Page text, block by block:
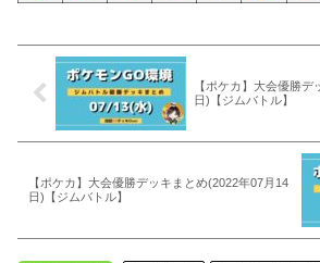
【ポケカ】大会優勝
日)【ジムバトル】
【ポケカ】大会優勝デッキまとめ(2022年07月14
日)【ジムバトル】